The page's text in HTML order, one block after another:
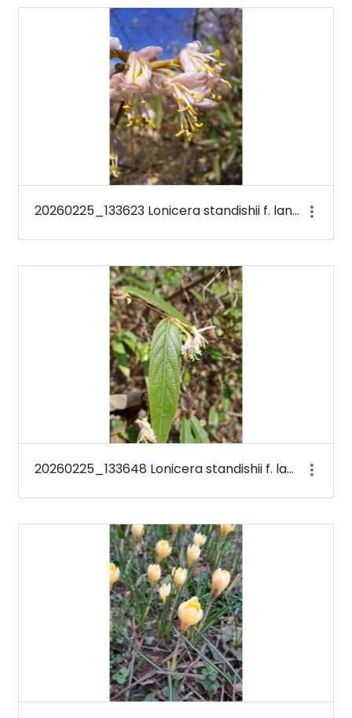
20260225_133623 Lonicera standishii f. lancifolia
20260225_133648 Lonicera standishii f. lancifolia